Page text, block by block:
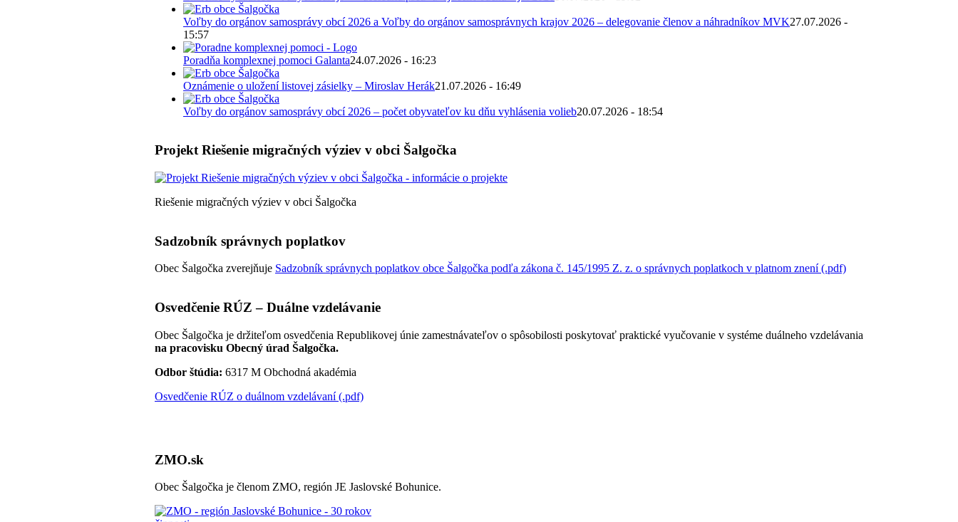
Voľby do orgánov samosprávy obcí 2026 a Voľby do orgánov samosprávnych krajov 2026 – delegovanie členov a náhradníkov MVK27.07.2026 -
15:57
Poradňa komplexnej pomoci Galanta24.07.2026 - 16:23
Oznámenie o uložení listovej zásielky – Miroslav Herák21.07.2026 - 16:49
Voľby do orgánov samosprávy obcí 2026 – počet obyvateľov ku dňu vyhlásenia volieb20.07.2026 - 18:54
Projekt Riešenie migračných výziev v obci Šalgočka
Riešenie migračných výziev v obci Šalgočka
Sadzobník správnych poplatkov
Obec Šalgočka zverejňuje Sadzobník správnych poplatkov obce Šalgočka podľa zákona č. 145/1995 Z. z. o správnych poplatkoch v platnom znení (.pdf)
Osvedčenie RÚZ – Duálne vzdelávanie
Obec Šalgočka je držiteľom osvedčenia Republikovej únie zamestnávateľov o spôsobilosti poskytovať praktické vyučovanie v systéme duálneho vzdelávania
na pracovisku Obecný úrad Šalgočka.
Odbor štúdia: 6317 M Obchodná akadémia
Osvedčenie RÚZ o duálnom vzdelávaní (.pdf)
ZMO.sk
Obec Šalgočka je členom ZMO, región JE Jaslovské Bohunice.